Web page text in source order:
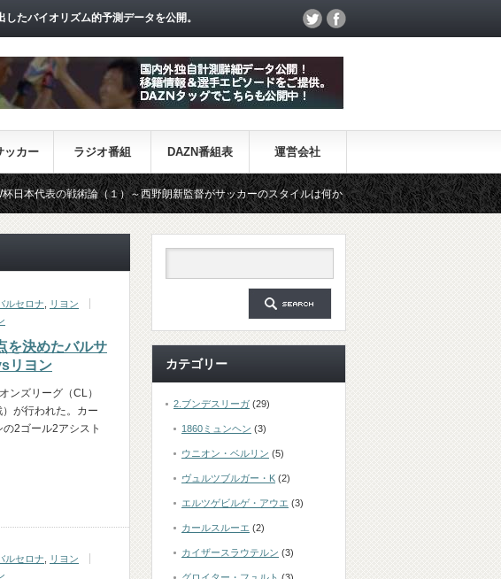
たバイオリズム的予測データを公開。
ッカー ラジオ番組 DAZN番組表 運営会社
（１）～西野朗新監督がサッカーのスタイルは何か～ 【一覧】J1・J2・J3リーグ「退
ルセロナ
リヨン
を決めたバルサ
リヨン
ンズリーグ（CL）
が行われた。カー
2ゴール2アシスト
ルセロナ
リヨン
カテゴリー
2.ブンデスリーガ (29)
1860ミュンヘン (3)
ウニオン・ベルリン (5)
ヴュルツブルガー・K (2)
エルツゲビルゲ・アウエ (3)
カールスルーエ (2)
カイザースラウテルン (3)